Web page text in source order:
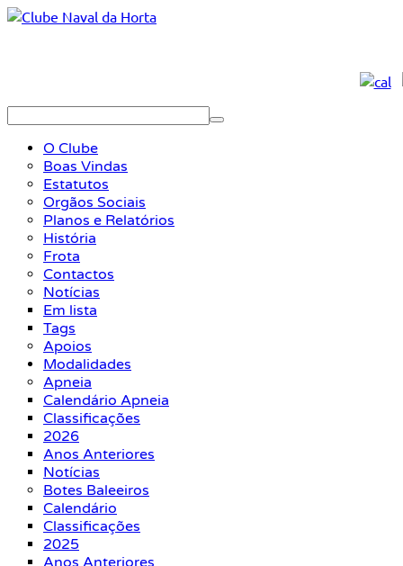
O Clube
Boas Vindas
Estatutos
Orgãos Sociais
Planos e Relatórios
História
Frota
Contactos
Notícias
Em lista
Tags
Apoios
Modalidades
Apneia
Calendário Apneia
Classificações
2026
Anos Anteriores
Notícias
Botes Baleeiros
Calendário
Classificações
2025
Anos Anteriores